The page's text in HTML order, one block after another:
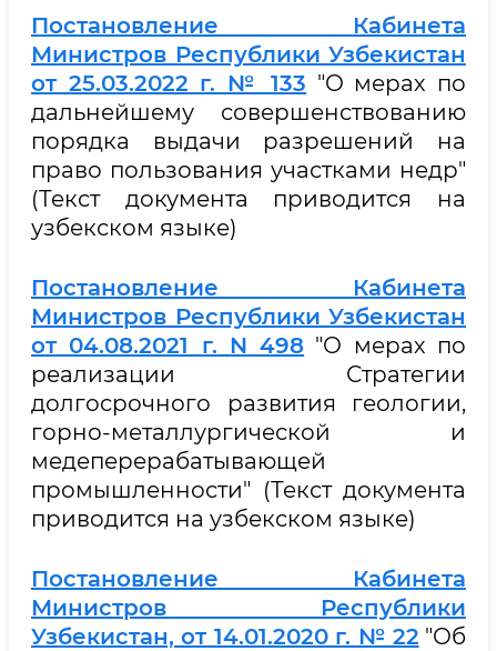
Постановление Кабинета
Министров Республики Узбекистан
от 25.03.2022 г. № 133 "О мерах по
дальнейшему совершенствованию
порядка выдачи разрешений на
право пользования участками недр"
(Текст документа приводится на
узбекском языке)
Постановление Кабинета
Министров Республики Узбекистан
от 04.08.2021 г. N 498 "О мерах по
реализации Стратегии
долгосрочного развития геологии,
горно-металлургической и
медеперерабатывающей
промышленности" (Текст документа
приводится на узбекском языке)
Постановление Кабинета
Министров Республики
Узбекистан, от 14.01.2020 г. № 22 "Об